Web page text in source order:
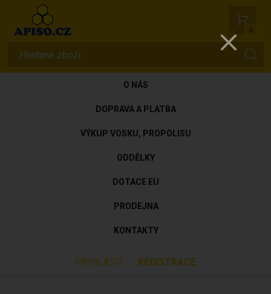
0
O NÁS
DOPRAVA A PLATBA
VÝKUP VOSKU, PROPOLISU
ODDĚLKY
DOTACE EU
PRODEJNA
KONTAKTY
PŘIHLÁSIT REGISTRACE